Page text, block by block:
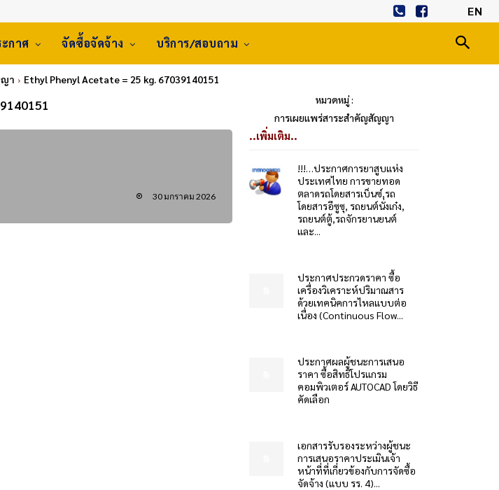
EN
กาศ จัดซื้อจัดจ้าง บริการ/สอบถาม
า Ethyl Phenyl Acetate = 25 kg. 67039140151
หมวดหมู่ :
การเผยแพร่สาระสำคัญสัญญา
30 มกราคม 2026
..เพิ่มเติม..
!!!…ประกาศการยาสูบแห่ง
ประเทศไทย การขายทอด
ตลาดรถโดยสารเบ็นซ์,รถ
โดยสารอีซูซุ, รถยนต์นั่งเก๋ง,
รถยนต์ตู้,รถจักรยานยนต์
และ...
ประกาศประกวดราคา ซื้อ
เครื่องวิเคราะห์ปริมาณสาร
ด้วยเทคนิคการไหลแบบต่อ
เนื่อง (Continuous Flow...
ประกาศผลผู้ชนะการเสนอ
ราคา ซื้อสิทธิโปรแกรม
คอมพิวเตอร์ AUTOCAD โดยวิธี
คัดเลือก
เอกสารรับรองระหว่างผู้ชนะ
การเสนอราคาประเมินเจ้า
หน้าที่ที่เกี่ยวข้องกับการจัดซื้อ
จัดจ้าง (แบบ รร. 4)...